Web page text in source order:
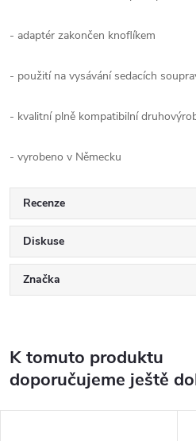
- adaptér zakončen knoflíkem
- použití na vysávání sedacích
- kvalitní plně kompatibilní
- vyrobeno v Německu
Recenze
Diskuse
Značka
K tomuto produktu
doporučujeme ještě